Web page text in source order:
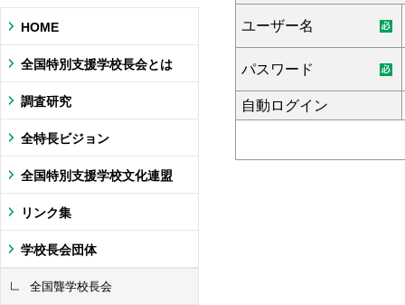
HOME
全国特別支援学校長会とは
調査研究
全特長ビジョン
全国特別支援学校文化連盟
リンク集
学校長会団体
全国聾学校長会
ユーザー名
パスワード
自動ログイン